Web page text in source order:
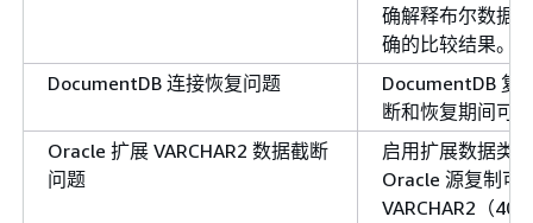
确解释布尔数据
确的比较结果。
DocumentDB 连接恢复问题
DocumentDB 复
断和恢复期间可
Oracle 扩展 VARCHAR2 数据截断
问题
启用扩展数据类
Oracle 源复制可
VARCHAR2（